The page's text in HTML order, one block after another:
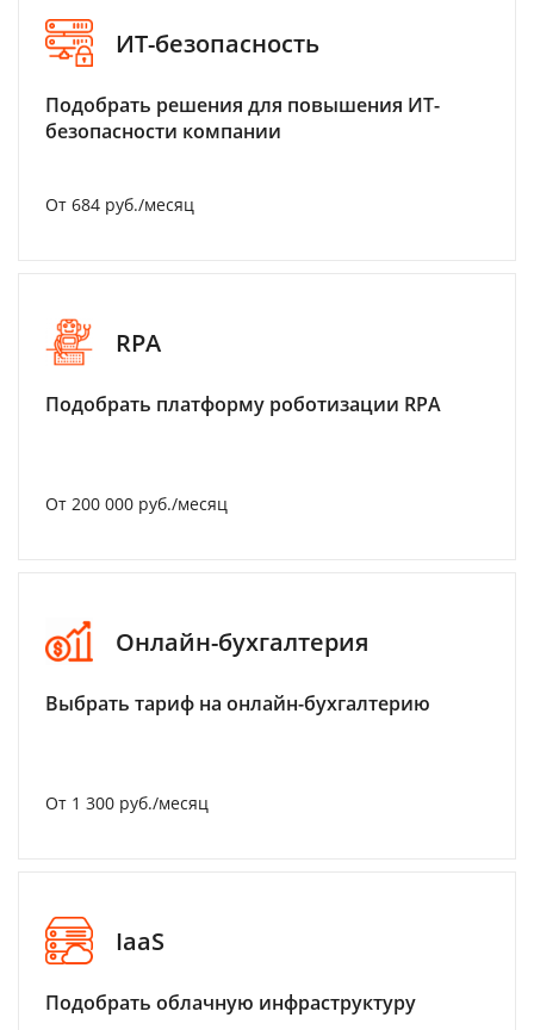
ИТ-безопасность
Подобрать решения для повышения ИТ-
безопасности компании
От 684 руб./месяц
RPA
Подобрать платформу роботизации RPA
От 200 000 руб./месяц
Онлайн-бухгалтерия
Выбрать тариф на онлайн-бухгалтерию
От 1 300 руб./месяц
IaaS
Подобрать облачную инфраструктуру